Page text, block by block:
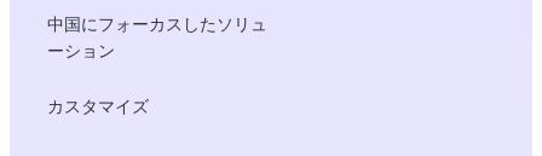
中国にフォーカスしたソリュ
ーション
カスタマイズ